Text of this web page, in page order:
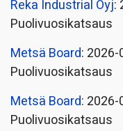
Reka Industrial Oyj:
Puolivuosikatsaus
Metsä Board:
Puolivuosikatsaus
Metsä Board:
Puolivuosikatsaus